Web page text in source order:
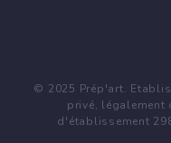
© 2025 Prép'art.
privé, légalement
d'établissement